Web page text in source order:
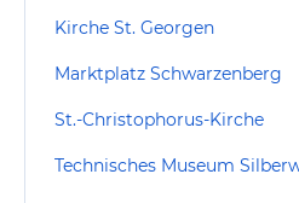
Kirche St. Georgen
Marktplatz Schwarzenberg
St.-Christophorus-Kirche